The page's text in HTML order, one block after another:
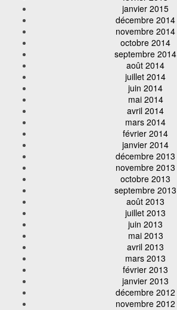
janvier 2015
décembre 2014
novembre 2014
octobre 2014
septembre 2014
août 2014
juillet 2014
juin 2014
mai 2014
avril 2014
mars 2014
février 2014
janvier 2014
décembre 2013
novembre 2013
octobre 2013
septembre 2013
août 2013
juillet 2013
juin 2013
mai 2013
avril 2013
mars 2013
février 2013
janvier 2013
décembre 2012
novembre 2012